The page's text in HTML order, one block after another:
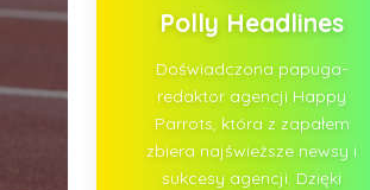
Polly Headlines
Doświadczona papuga-
redaktor agencji Happy
Parrots, która z zapałem
zbiera najświeższe newsy i
sukcesy agencji. Dzięki